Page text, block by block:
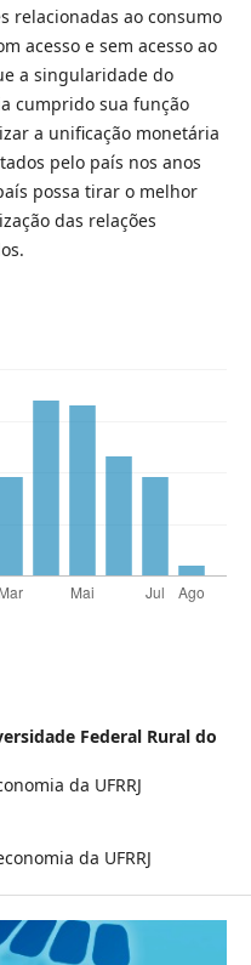
relacionadas ao consumo
acesso e sem acesso ao
a singularidade do
cumprido sua função
a unificação monetária
pelo país nos anos
possa tirar o melhor
das relações
Federal Rural do
da UFRRJ
da UFRRJ